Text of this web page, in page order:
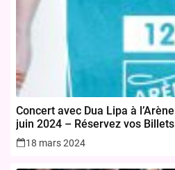
Concert avec Dua Lipa à
juin 2024 – Réservez vos Billets
18 mars 2024